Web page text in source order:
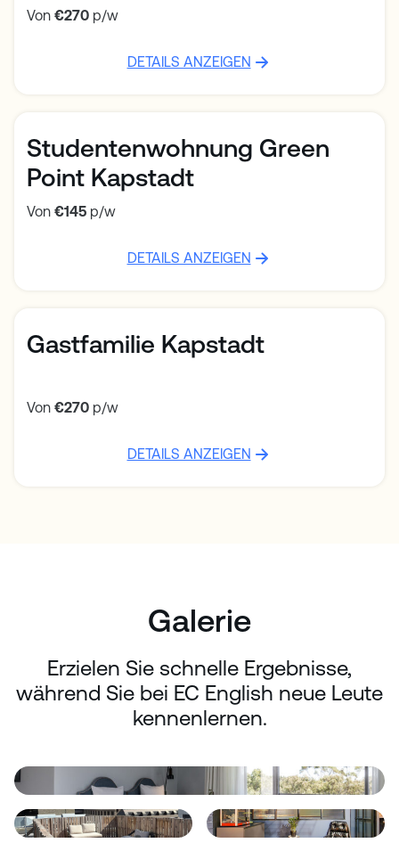
Von €270 p/w
DETAILS ANZEIGEN
Studentenwohnung Green
Point Kapstadt
Von €145 p/w
DETAILS ANZEIGEN
Gastfamilie Kapstadt
Von €270 p/w
DETAILS ANZEIGEN
Galerie
Erzielen Sie schnelle Ergebnisse,
während Sie bei EC English neue Leute
kennenlernen.